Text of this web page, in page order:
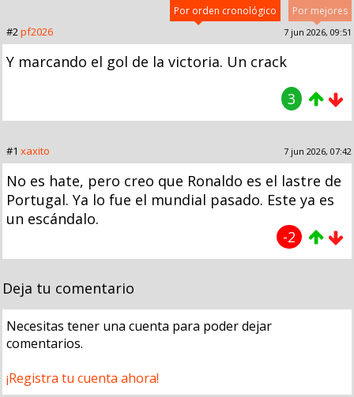
Por mejores
Por orden cronológico
#2 pf2026 7 jun 2026, 09:51
Y marcando el gol de la victoria. Un crack
3
#1 xaxito 7 jun 2026, 07:42
No es hate, pero creo que Ronaldo es el lastre de
Portugal. Ya lo fue el mundial pasado. Este ya es
un escándalo.
-2
Deja tu comentario
Necesitas tener una cuenta para poder dejar
comentarios.
¡Registra tu cuenta ahora!